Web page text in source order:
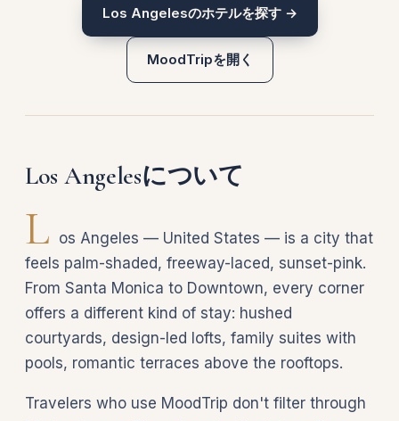
Los Angelesのホテルを探す →
MoodTripを開く
Los Angelesについて
L os Angeles — United States — is a city that
feels palm-shaded, freeway-laced, sunset-pink.
From Santa Monica to Downtown, every corner
offers a different kind of stay: hushed
courtyards, design-led lofts, family suites with
pools, romantic terraces above the rooftops.
Travelers who use MoodTrip don't filter through